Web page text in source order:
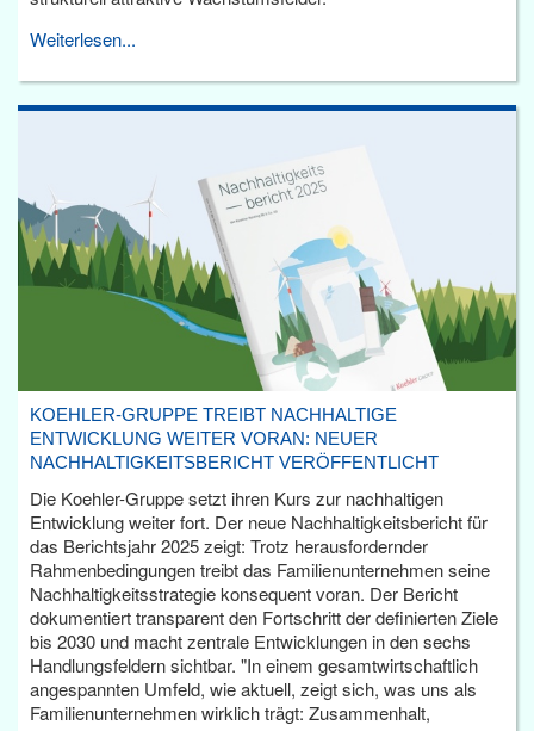
Weiterlesen...
KOEHLER-GRUPPE TREIBT NACHHALTIGE
ENTWICKLUNG WEITER VORAN: NEUER
NACHHALTIGKEITSBERICHT VERÖFFENTLICHT
Die Koehler-Gruppe setzt ihren Kurs zur nachhaltigen
Entwicklung weiter fort. Der neue Nachhaltigkeitsbericht für
das Berichtsjahr 2025 zeigt: Trotz herausfordernder
Rahmenbedingungen treibt das Familienunternehmen seine
Nachhaltigkeitsstrategie konsequent voran. Der Bericht
dokumentiert transparent den Fortschritt der definierten Ziele
bis 2030 und macht zentrale Entwicklungen in den sechs
Handlungsfeldern sichtbar. "In einem gesamtwirtschaftlich
angespannten Umfeld, wie aktuell, zeigt sich, was uns als
Familienunternehmen wirklich trägt: Zusammenhalt,